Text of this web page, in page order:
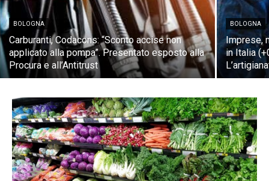
BOLOGNA
Carburanti, Codacons: “Sconto accise non
applicato alla pompa”. Presentato esposto alla
Procura e all’Antitrust
BOLOGNA
Imprese,
in Italia